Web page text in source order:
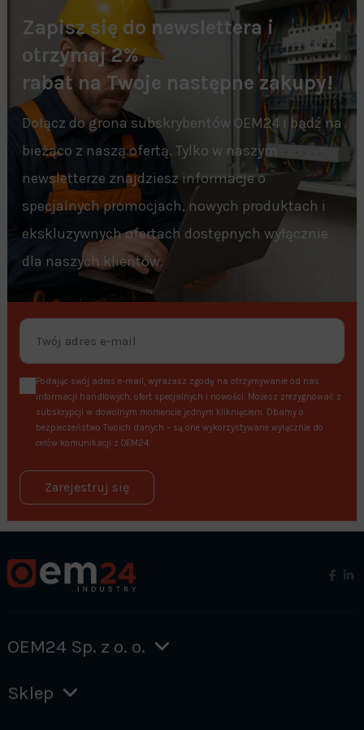
Zapisz się do newslettera i
otrzymaj 2%
rabat na Twoje następne zakupy!
Dołącz do grona subskrybentów OEM24 i bądź na
bieżąco z naszą ofertą. Tylko w naszym
newsletterze znajdziesz informacje o
specjalnych promocjach, nowych produktach i
ekskluzywnych ofertach dostępnych wyłącznie
dla naszych klientów.
Podając swój adres e-mail, wyrażasz zgodę na otrzymywanie od nas
informacji handlowych, ofert specjalnych i nowości. Możesz zrezygnować z
subskrypcji w dowolnym momencie jednym kliknięciem. Dbamy o
bezpieczeństwo Twoich danych – są one wykorzystywane wyłącznie do
celów komunikacji z OEM24.
Zarejestruj się
OEM24 Sp. z o. o.
Sklep